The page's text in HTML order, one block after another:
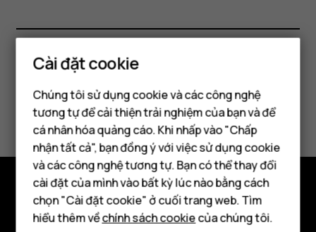
nhau
cho
SIM1
và
SIM2?
Điện thoại thông minh
Điện thoại phổ thông
Máy tính bảng
Bạn tìm được thông tin hữu ích không?
Có Không
Khám phá
Cài đặt cookie
Chúng tôi sử dụng cookie và các công nghệ
tương tự để cải thiện trải nghiệm của bạn và để
cá nhân hóa quảng cáo. Khi nhấp vào "Chấp
nhận tất cả", bạn đồng ý với việc sử dụng cookie
và các công nghệ tương tự. Bạn có thể thay đổi
cài đặt của mình vào bất kỳ lúc nào bằng cách
chọn "Cài đặt cookie" ở cuối trang web. Tìm
hiểu thêm vềchính sách cookiecủa chúng tôi.